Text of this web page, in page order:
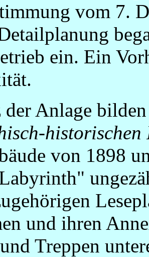
vom 7.
ein. Ein
der Anlage bilden
von 1898
und ihren
Treppen